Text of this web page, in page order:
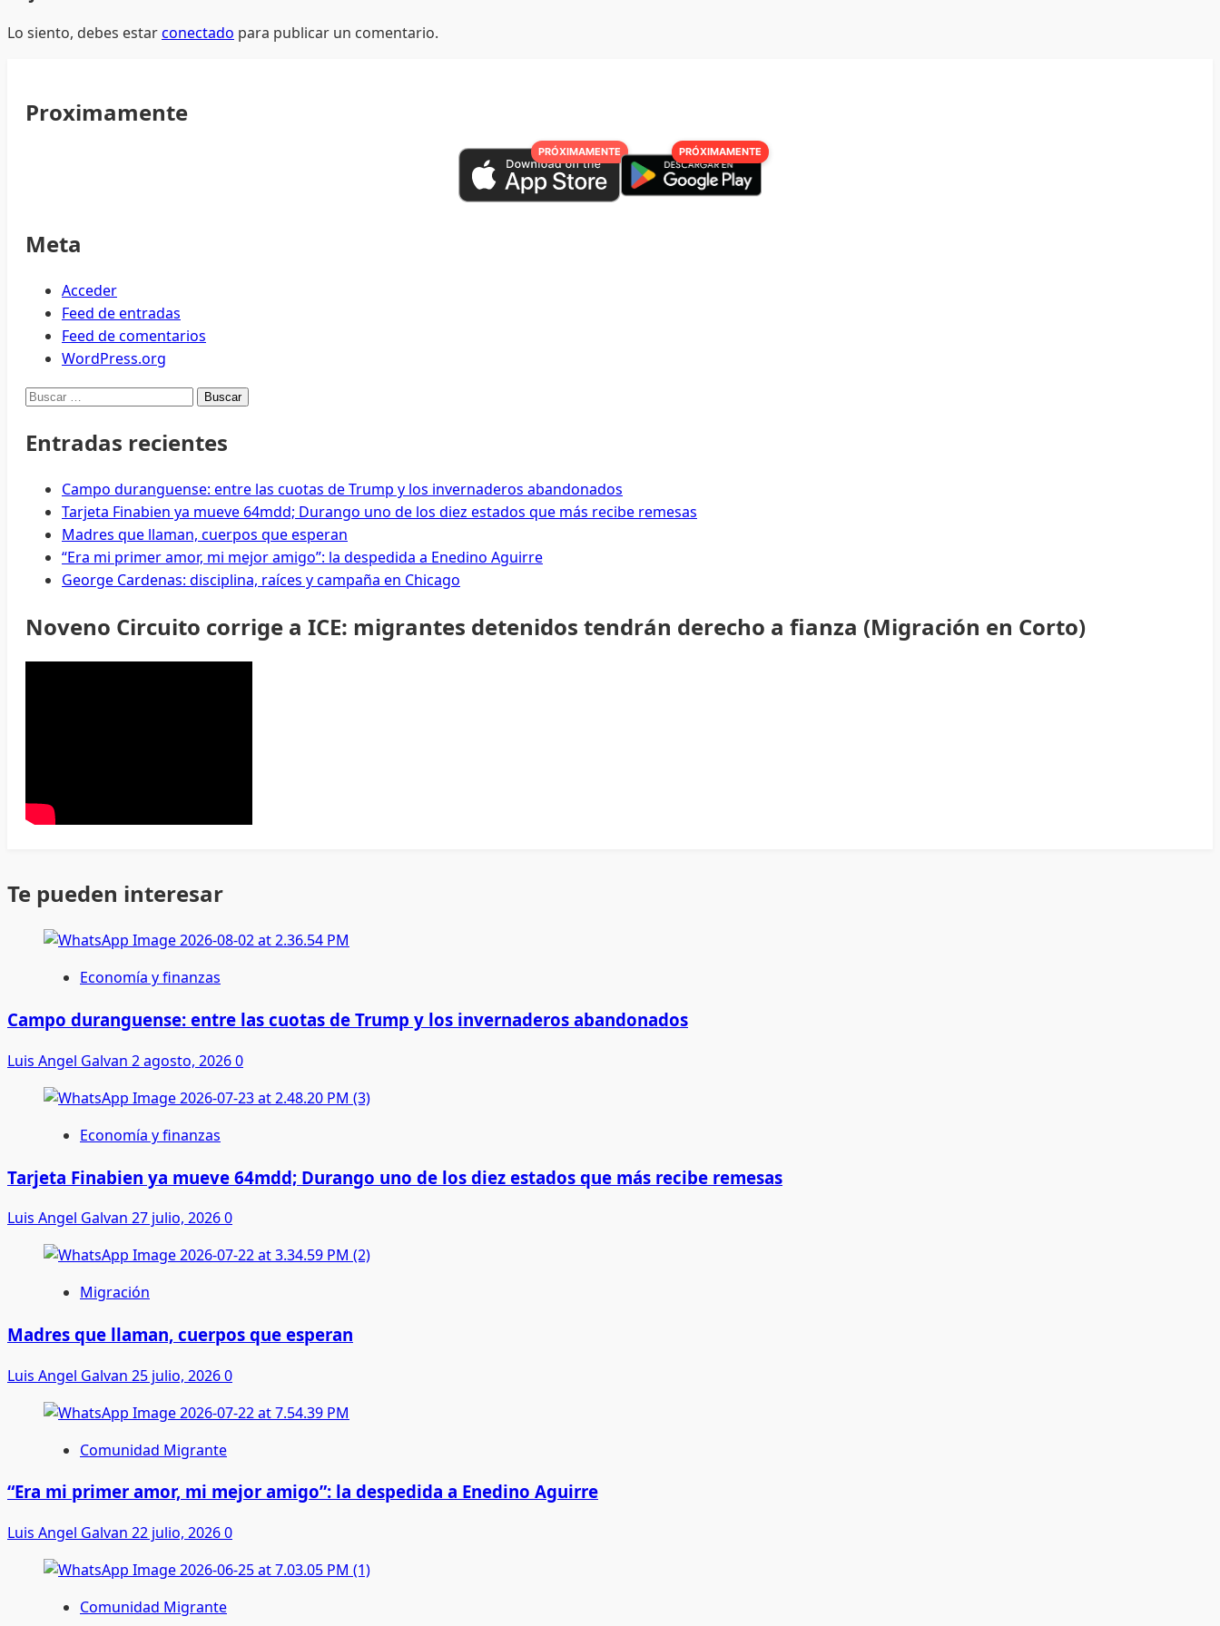
Lo siento, debes estarconectado para publicar un comentario.
Proximamente
PRÓXIMAMENTE PRÓXIMAMENTE
Meta
Acceder
Feed de entradas
Feed de comentarios
WordPress.org
Buscar:
Entradas recientes
Campo duranguense: entre las cuotas de Trump y los invernaderos abandonados
Tarjeta Finabien ya mueve 64mdd; Durango uno de los diez estados que más recibe remesas
Madres que llaman, cuerpos que esperan
“Era mi primer amor, mi mejor amigo”: la despedida a Enedino Aguirre
George Cardenas: disciplina, raíces y campaña en Chicago
Noveno Circuito corrige a ICE: migrantes detenidos tendrán derecho a fianza (Migración en Corto)
Te pueden interesar
Economía y finanzas
Campo duranguense: entre las cuotas de Trump y los invernaderos abandonados
Luis Angel Galvan 2 agosto, 20260
Economía y finanzas
Tarjeta Finabien ya mueve 64mdd; Durango uno de los diez estados que más recibe remesas
Luis Angel Galvan 27 julio, 20260
Migración
Madres que llaman, cuerpos que esperan
Luis Angel Galvan 25 julio, 20260
Comunidad Migrante
“Era mi primer amor, mi mejor amigo”: la despedida a Enedino Aguirre
Luis Angel Galvan 22 julio, 20260
Comunidad Migrante